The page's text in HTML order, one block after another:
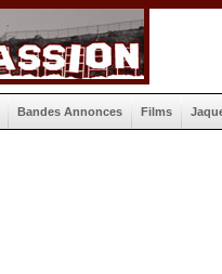
Bandes Annonces Films